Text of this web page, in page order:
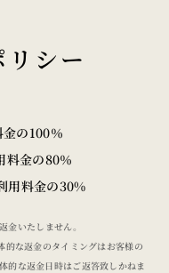
シー
の100％
料金の80％
用料金の30%
いたしません。
な返金のタイミングはお客様の
的な返金日時はご返答致しかねま